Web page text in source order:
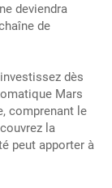
deviendra
de
dès
Mars
comprenant le
la
peut apporter à